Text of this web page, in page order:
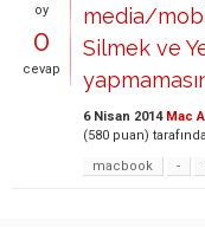
oy
0
cevap
media/
Silmek ve
6 Nisan 2014 Mac
(580 puan)
macbook
-